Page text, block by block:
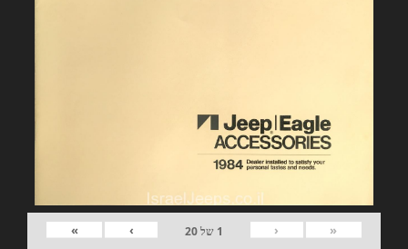
«
‹
1 של20
›
»